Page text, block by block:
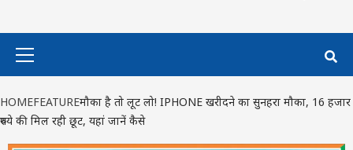
HOMEFEATUREमौका है तो लूट लो! IPHONE खरीदने का सुनहरा मौका, 16 हजार
रुपये की मिल रही छूट, यहां जानें कैसे